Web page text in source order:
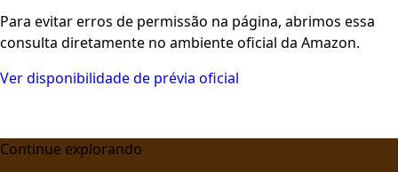
Para evitar erros de permissão na página, abrimos essa
consulta diretamente no ambiente oficial da Amazon.
Ver disponibilidade de prévia oficial
Continue explorando